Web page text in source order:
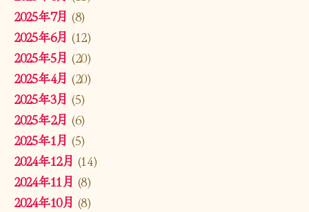
2025年7月 (8)
2025年6月 (12)
2025年5月 (20)
2025年4月 (20)
2025年3月 (5)
2025年2月 (6)
2025年1月 (5)
2024年12月 (14)
2024年11月 (8)
2024年10月 (8)